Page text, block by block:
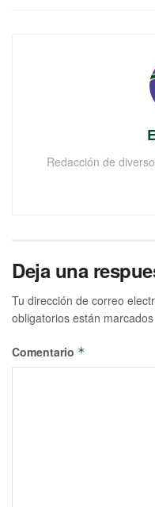
Redacción de
Deja una
Tu dirección de correo
obligatorios están
Comentario *